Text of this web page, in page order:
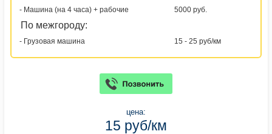
- Машина (на 4 часа) + рабочие
5000 руб.
По межгороду:
- Грузовая машина 15 - 25 руб/км
цена:
15 руб/км